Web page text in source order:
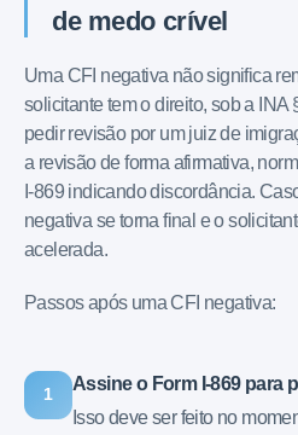
de medo crível
Uma CFI negativa não significa
solicitante tem o direito, sob a INA
pedir revisão por um juiz de
a revisão de forma afirmativa,
I-869 indicando discordância.
negativa se torna final e o
acelerada.
Passos após uma CFI negativa:
1
Assine o Form I-869 para
Isso deve ser feito no